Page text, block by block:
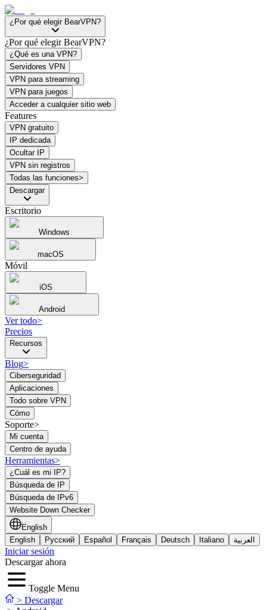
¿Por qué elegir BearVPN?
¿Por qué elegir BearVPN?
¿Qué es una VPN?
Servidores VPN
VPN para streaming
VPN para juegos
Acceder a cualquier sitio web
Features
VPN gratuito
IP dedicada
Ocultar IP
VPN sin registros
Todas las funciones>
Descargar
Escritorio
Windows
macOS
Móvil
iOS
Android
Ver todo>
Precios
Recursos
Blog>
Ciberseguridad
Aplicaciones
Todo sobre VPN
Cómo
Soporte>
Mi cuenta
Centro de ayuda
Herramientas>
¿Cuál es mi IP?
Búsqueda de IP
Búsqueda de IPv6
Website Down Checker
English
English
Русский Español Français Deutsch Italiano العربية
Iniciar sesión
Descargar ahora
Toggle Menu
> Descargar